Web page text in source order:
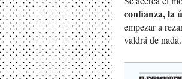
confianza, la
empezar a
valdrá de